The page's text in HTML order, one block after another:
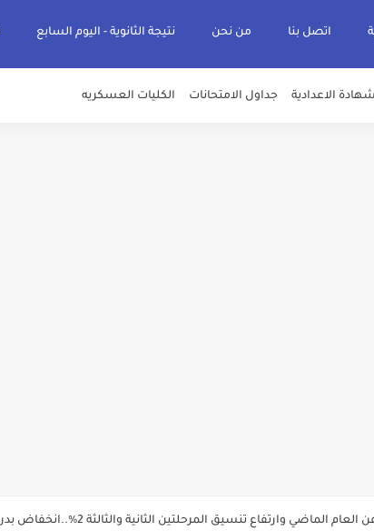
اتصل بنا من نحن نتيجة الثانوية - اليوم السابع
الاعدادية جداول الامتحانات الكليات العسكريه
ورقم الجلوس